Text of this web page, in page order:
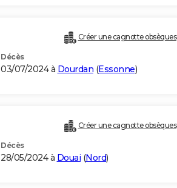
Créer une cagnotte obsèques
Décès
03/07/2024 à Dourdan (Essonne)
Créer une cagnotte obsèques
Décès
28/05/2024 à Douai (Nord)